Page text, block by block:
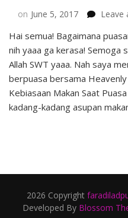
on June 5, 2017 Leave
Hai semua! Bagaimana
nih yaaa ga kerasa! Semoga
Allah SWT yaaa. Nah saya
berpuasa bersama
Kebiasaan Makan Saat
kadang-kadang asupan
2026 Copyright
Developed By Blossom